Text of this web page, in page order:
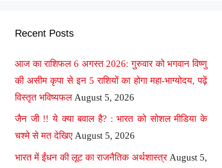
Recent Posts
आज का राशिफल 6 अगस्त 2026: गुरुवार को भगवान विष्णु
की असीम कृपा से इन 5 राशियों का होगा महा-भाग्योदय, पढ़ें
विस्तृत भविष्यफल August 5, 2026
जैन जी !! ये क्या बवाल है? : भारत को सोशल मीडिया के
चश्मे से मत देखिए August 5, 2026
भारत में ईंधन की लूट का राजनैतिक अर्थशास्त्र August 5,